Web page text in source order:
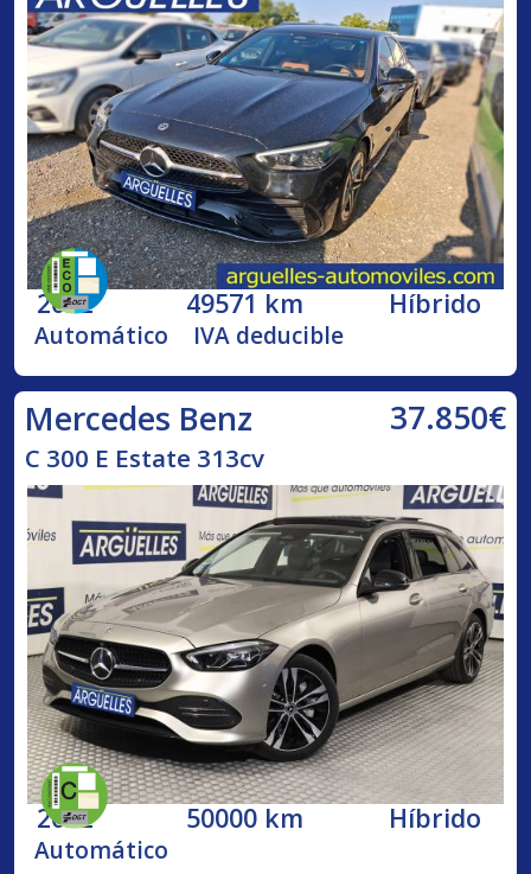
2022 49571 km Híbrido
Automático IVA deducible
Mercedes Benz 37.850€
C 300 E Estate 313cv
2022 50000 km Híbrido
Automático